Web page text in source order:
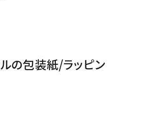
の包装紙/ラッピン